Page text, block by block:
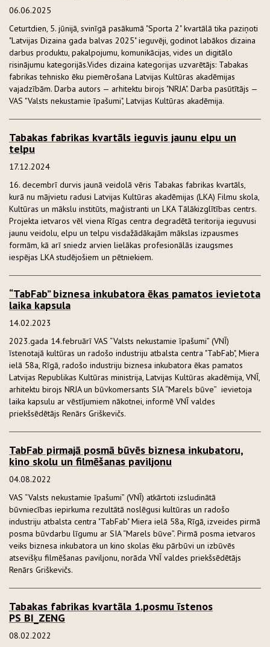
06.06.2025
Ceturtdien, 5. jūnijā, svinīgā pasākumā "Sporta 2" kvartālā tika paziņoti
"Latvijas Dizaina gada balvas 2025" ieguvēji, godinot labākos dizaina
darbus produktu, pakalpojumu, komunikācijas, vides un digitālo
risinājumu kategorijās.Vides dizaina kategorijas uzvarētājs: Tabakas
fabrikas tehnisko ēku piemērošana Latvijas Kultūras akadēmijas
vajadzībām. Darba autors — arhitektu birojs "NRJA". Darba pasūtītājs —
VAS "Valsts nekustamie īpašumi", Latvijas Kultūras akadēmija.
Tabakas fabrikas kvartāls ieguvis jaunu elpu un
telpu
17.12.2024
16. decembrī durvis jaunā veidolā vēris Tabakas fabrikas kvartāls,
kurā nu mājvietu radusi Latvijas Kultūras akadēmijas (LKA) Filmu skola,
Kultūras un mākslu institūts, maģistranti un LKA Tālākizglītības centrs.
Projekta ietvaros vēl viena Rīgas centra degradētā teritorija ieguvusi
jaunu veidolu, elpu un telpu visdažādākajām mākslas izpausmes
formām, kā arī sniedz arvien lielākas profesionālās izaugsmes
iespējas LKA studējošiem un pētniekiem.
“TabFab” biznesa inkubatora ēkas pamatos ievietota
laika kapsula
14.02.2023
2023.gada 14.februārī VAS “Valsts nekustamie īpašumi” (VNĪ)
īstenotajā kultūras un radošo industriju atbalsta centra "TabFab", Miera
ielā 58a, Rīgā, radošo industriju biznesa inkubatora ēkas pamatos
Latvijas Republikas Kultūras ministrija, Latvijas Kultūras akadēmija, VNĪ,
arhitektu birojs NRJA un būvkomersants SIA “Marels būve” ievietoja
laika kapsulu ar vēstījumiem nākotnei, informē VNĪ valdes
priekšsēdētājs Renārs Griškevičs.
TabFab pirmajā posmā būvēs biznesa inkubatoru,
kino skolu un filmēšanas paviljonu
04.08.2022
VAS “Valsts nekustamie īpašumi” (VNĪ) atkārtoti izsludinātā
būvniecības iepirkuma rezultātā noslēgusi kultūras un radošo
industriju atbalsta centra "TabFab" Miera ielā 58a, Rīgā, izveides pirmā
posma būvdarbu līgumu ar SIA “Marels būve”. Pirmā posma ietvaros
veiks biznesa inkubatora un kino skolas ēku pārbūvi un izbūvēs
atsevišķu filmēšanas paviljonu, norāda VNĪ valdes priekšsēdētājs
Renārs Griškevičs.
Tabakas fabrikas kvartāla 1.posmu īstenos
PS BI_ZENG
08.02.2022